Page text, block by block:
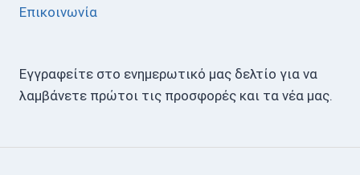
Επικοινωνία
Εγγραφείτε στο ενημερωτικό μας δελτίο για να
λαμβάνετε πρώτοι τις προσφορές και τα νέα μας.